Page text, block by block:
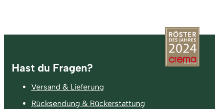
Fußzeile
Hast du Fragen?
Versand & Lieferung
Rücksendung & Rückerstattung